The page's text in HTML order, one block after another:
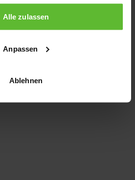
Alle zulassen
Anpassen
Ablehnen